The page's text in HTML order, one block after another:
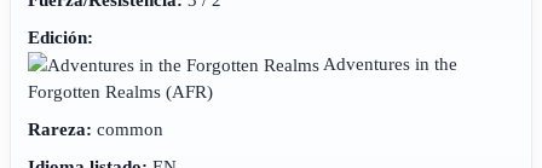
Edición:
Adventures in the
Forgotten Realms(AFR)
Rareza: common